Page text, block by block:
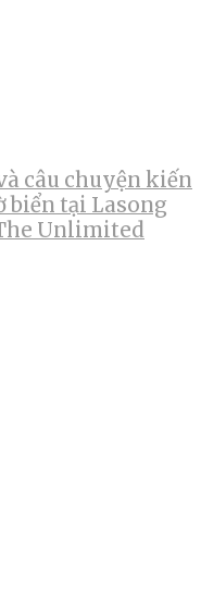
câu chuyện kiến
biển tại Lasong
Unlimited